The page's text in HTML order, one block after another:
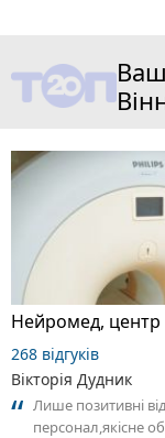
Нейромед, центр
268 відгуків
Вікторія Дудник
Лише позитивні
персонал,якісне